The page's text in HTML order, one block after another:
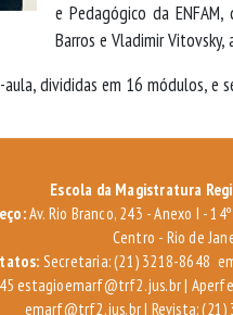
e Pedagógico da ENFAM,
Barros e Vladimir
divididas em 16 módulos, e
Escola da Magistratura
Av. Rio Branco, 243 - Anexo I -
Centro - Rio de
Secretaria: (21) 3218-8648
estagioemarf@trf2.jus.br|
emarf@trf2.jus.br| Revista: